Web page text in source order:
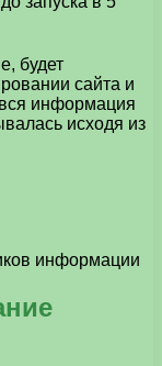
будет
сайта и
информация
исходя из
информации